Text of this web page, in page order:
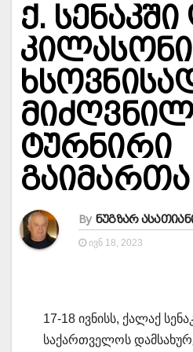
ქ.
მიძღვნილ
ტურნირი
გაიმართა
By ნუგზარ
ᲘᲕᲜ 18, 2023
17-18 ივნისს, ქალაქ
საქართველოს